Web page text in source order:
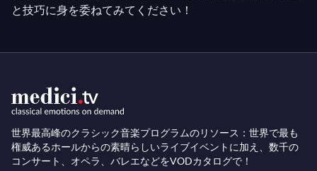
と技巧に身を委ねてみてください！
世界最高峰のクラシック音楽プログラムのリソース：世界で最も
権威あるホールからの素晴らしいライブイベントに加え、数千の
コンサート、オペラ、バレエなどをVODカタログで！